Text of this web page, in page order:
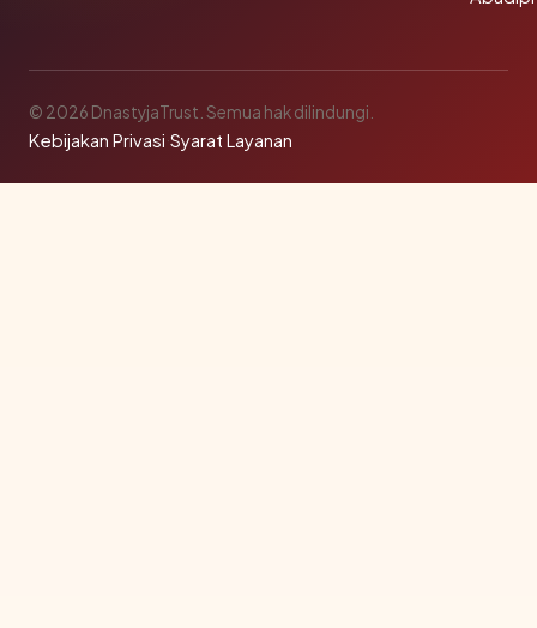
© 2026 DnastyjaTrust. Semua hak dilindungi.
Kebijakan Privasi·Syarat Layanan